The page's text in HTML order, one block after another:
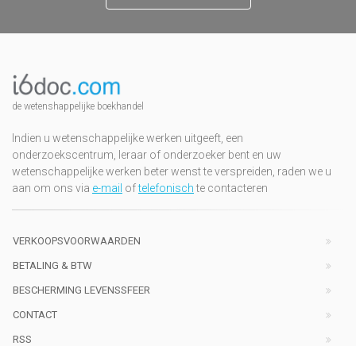
de wetenshappelijke boekhandel
Indien u wetenschappelijke werken uitgeeft, een
onderzoekscentrum, leraar of onderzoeker bent en uw
wetenschappelijke werken beter wenst te verspreiden, raden we u
aan om ons via e-mail oftelefonischte contacteren
VERKOOPSVOORWAARDEN
BETALING & BTW
BESCHERMING LEVENSSFEER
CONTACT
RSS